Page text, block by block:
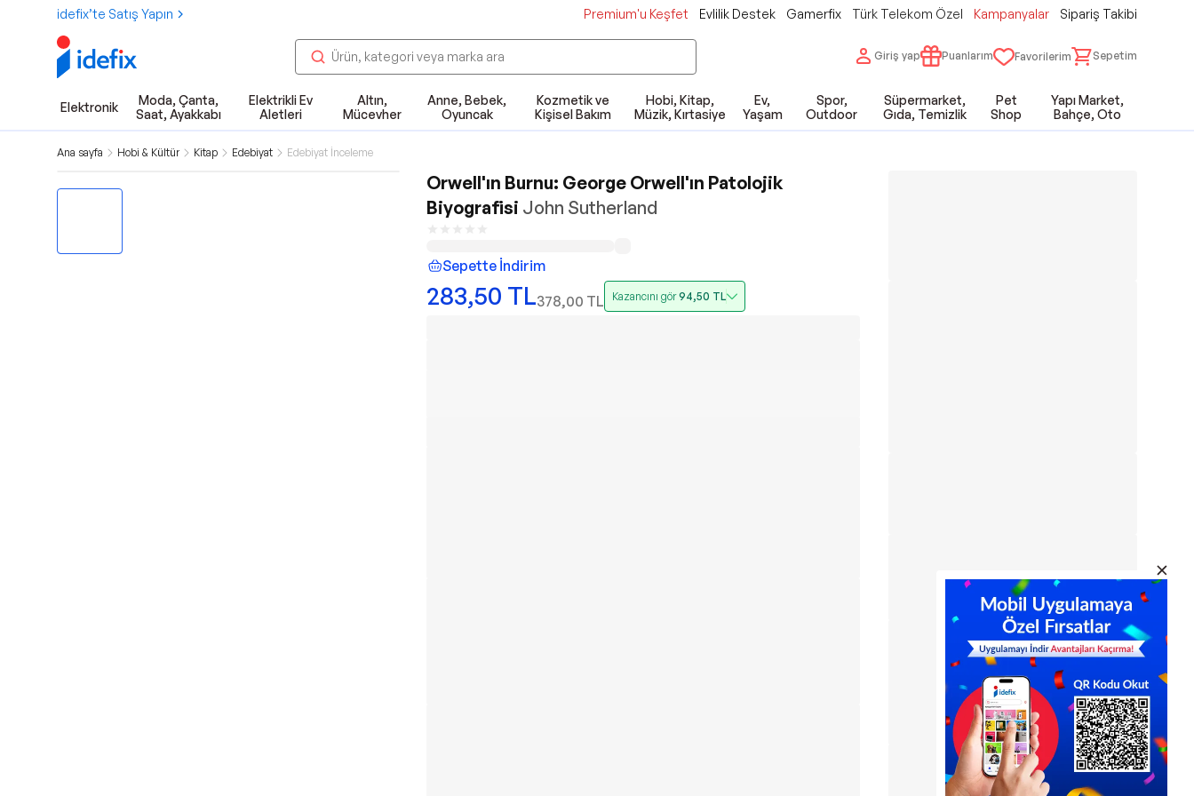
idefix’te Satış Yapın Premium'u Keşfet Evlilik Destek Gamerfix Türk Telekom Özel Kampanyalar Sipariş Takibi
Giriş yap Puanlarım Favorilerim Sepetim
Elektronik
Moda, Çanta,
Saat, Ayakkabı
Elektrikli Ev
Aletleri
Altın,
Mücevher
Anne, Bebek,
Oyuncak
Kozmetik ve
Kişisel Bakım
Hobi, Kitap,
Müzik, Kırtasiye
Ev,
Yaşam
Spor,
Outdoor
Süpermarket,
Gıda, Temizlik
Pet
Shop
Yapı Market,
Bahçe, Oto
Ana sayfa Hobi & Kültür Kitap Edebiyat Edebiyat İnceleme
Orwell'ın Burnu: George Orwell'ın Patolojik
Biyografisi John Sutherland
Sepette İndirim
283,50 TL378,00 TL Kazancını gör94,50 TL